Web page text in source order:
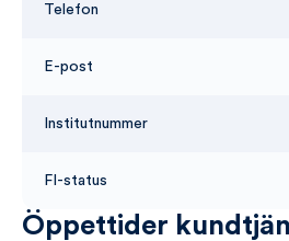
Telefon
E-post
Institutnummer
FI-status
Öppettider